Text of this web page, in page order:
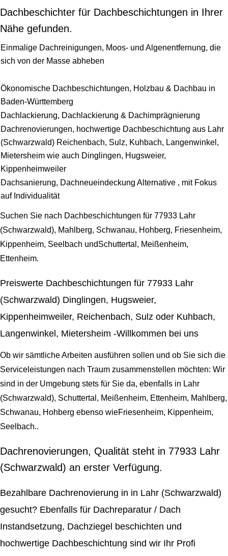
Dachbeschichter für Dachbeschichtungen in Ihrer
Nähe gefunden.
Einmalige Dachreinigungen, Moos- und Algenentfernung, die
sich von der Masse abheben
Ökonomische Dachbeschichtungen, Holzbau & Dachbau in
Baden-Württemberg
Dachlackierung, Dachlackierung & Dachimprägnierung
Dachrenovierungen, hochwertige Dachbeschichtung aus Lahr
(Schwarzwald) Reichenbach, Sulz, Kuhbach, Langenwinkel,
Mietersheim wie auch Dinglingen, Hugsweier,
Kippenheimweiler
Dachsanierung, Dachneueindeckung Alternative , mit Fokus
auf Individualität
Suchen Sie nach Dachbeschichtungen für 77933 Lahr
(Schwarzwald), Mahlberg, Schwanau, Hohberg, Friesenheim,
Kippenheim, Seelbach undSchuttertal, Meißenheim,
Ettenheim.
Preiswerte Dachbeschichtungen für 77933 Lahr
(Schwarzwald) Dinglingen, Hugsweier,
Kippenheimweiler, Reichenbach, Sulz oder Kuhbach,
Langenwinkel, Mietersheim -Willkommen bei uns
Ob wir sämtliche Arbeiten ausführen sollen und ob Sie sich die
Serviceleistungen nach Traum zusammenstellen möchten: Wir
sind in der Umgebung stets für Sie da, ebenfalls in Lahr
(Schwarzwald), Schuttertal, Meißenheim, Ettenheim, Mahlberg,
Schwanau, Hohberg ebenso wieFriesenheim, Kippenheim,
Seelbach..
Dachrenovierungen, Qualität steht in 77933 Lahr
(Schwarzwald) an erster Verfügung.
Bezahlbare Dachrenovierung in in Lahr (Schwarzwald)
gesucht? Ebenfalls für Dachreparatur / Dach
Instandsetzung, Dachziegel beschichten und
hochwertige Dachbeschichtung sind wir Ihr Profi